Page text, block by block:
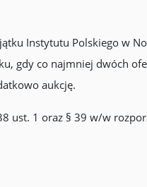
Instytutu Polskiego w
gdy co najmniej dwóch
aukcję.
ust. 1 oraz § 39 w/w